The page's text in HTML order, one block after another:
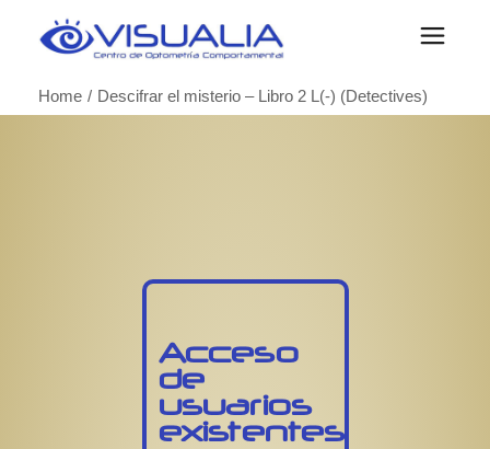
Home Descifrar el misterio – Libro 2 L(-) (Detectives)
Acceso
de
usuarios
existentes